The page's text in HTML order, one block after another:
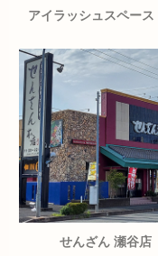
アイラッシュスペース
せんざん 瀬谷店